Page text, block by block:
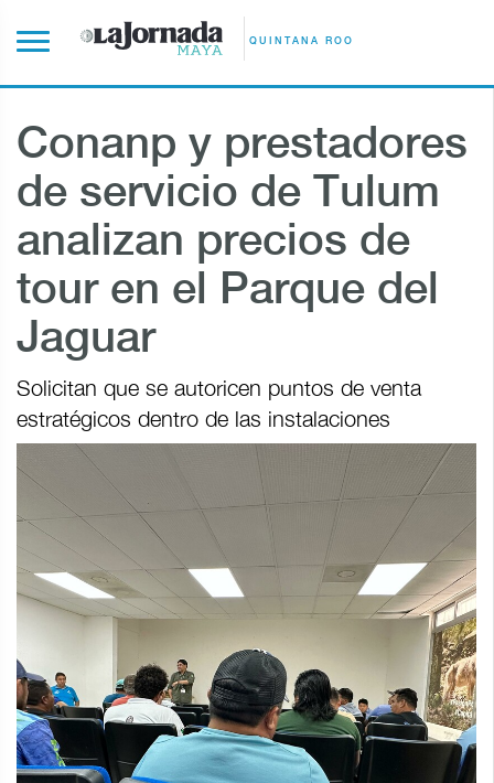
QUINTANA ROO
Conanp y prestadores
de servicio de Tulum
analizan precios de
tour en el Parque del
Jaguar
Solicitan que se autoricen puntos de venta
estratégicos dentro de las instalaciones